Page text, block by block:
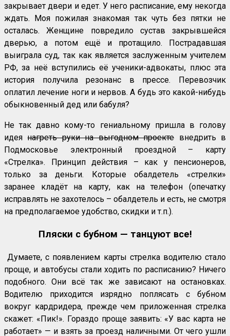
закрывает двери и едет. У него расписание, ему некогда
ждать. Моя пожилая знакомая так чуть без пятки не
осталась. Женщине повредило сустав закрывшейся
дверью, а потом ещё и протащило. Пострадавшая
выиграла суд, так как является заслуженным учителем
РФ, за неё вступились её ученики-адвокаты, плюс эта
история получила резонанс в прессе. Перевозчик
оплатил лечение ноги и нервов. А будь это какой-нибудь
обыкновенный дед или бабуля?
Не так давно кому-то гениальному пришла в голову
идеянагреть руки на выгодном проектевнедрить в
Подмосковье электронный проездной – карту
«Стрелка». Принцип действия – как у пенсионеров,
только за деньги. Которые обалдетель «стрелки»
заранее кладёт на карту, как на телефон (опечатку
исправлять не захотелось – обалдетель и есть, не смотря
на предполагаемое удобство, скидки и т.п.).
Пляски с бубном — танцуют все!
Думаете, с появлением карты стрелка водителю стало
проще, и автобусы стали ходить по расписанию? Ничего
подобного. Они всё так же зависают на остановках.
Водителю приходится изрядно поплясать с бубном
вокруг кардридера, прежде чем приложенная стрелка
скажет: «Пик!». Гораздо проще заявить: «У вас карта не
работает» — и взять за проезд наличными. От чего ушли